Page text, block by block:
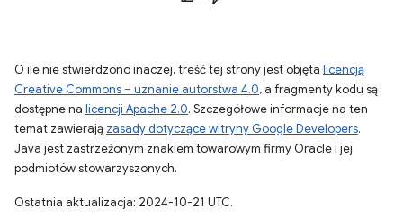
O ile nie stwierdzono inaczej, treść tej strony jest objęta licencją
Creative Commons – uznanie autorstwa 4.0, a fragmenty kodu są
dostępne na licencji Apache 2.0. Szczegółowe informacje na ten
temat zawierają zasady dotyczące witryny Google Developers.
Java jest zastrzeżonym znakiem towarowym firmy Oracle i jej
podmiotów stowarzyszonych.
Ostatnia aktualizacja: 2024-10-21 UTC.